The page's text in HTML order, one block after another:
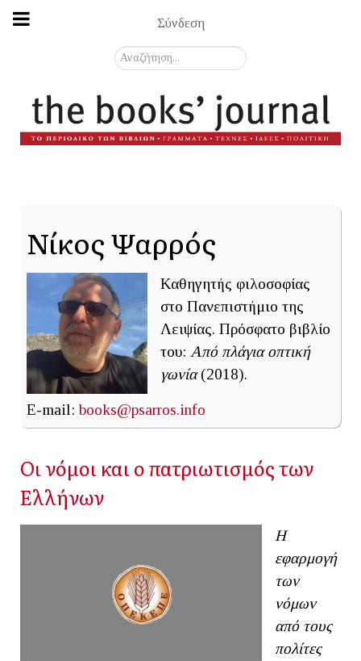
Σύνδεση
Αναζήτηση...
Νίκος Ψαρρός
Καθηγητής φιλοσοφίας
στο Πανεπιστήμιο της
Λειψίας. Πρόσφατο βιβλίο
του: Από πλάγια οπτική
γωνία(2018).
E-mail:books@psarros.info
Οι νόμοι και ο πατριωτισμός των
Ελλήνων
Η
εφαρμογή
των
νόμων
από τους
πολίτες